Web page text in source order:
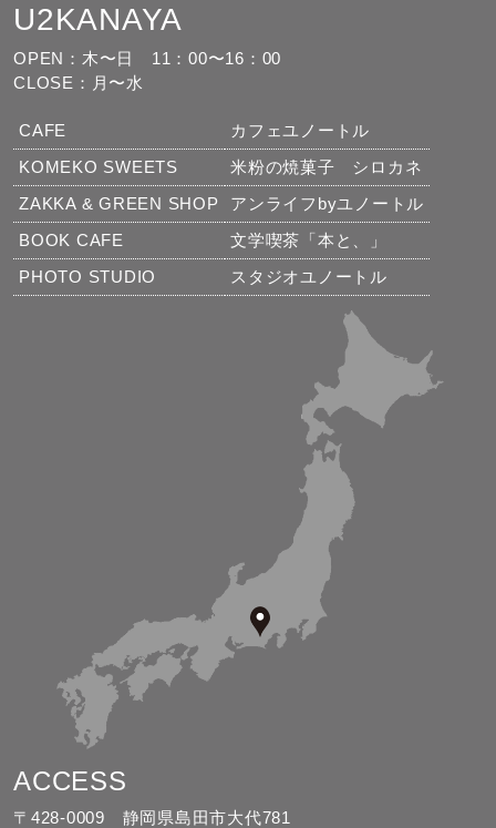
もっと見る フォローする
U2KANAYA
OPEN：木〜日 11：00〜16：00
CLOSE：月〜水
CAFE
カフェユノートル
KOMEKO SWEETS
米粉の焼菓子 シロカネ
ZAKKA & GREEN SHOP
アンライフbyユノートル
BOOK CAFE
文学喫茶「本と、」
PHOTO STUDIO
スタジオユノートル
ACCESS
〒428-0009 静岡県島田市大代781